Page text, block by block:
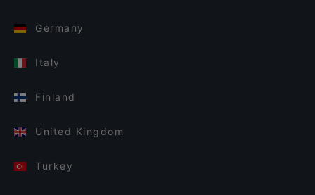
Germany
Italy
Finland
United Kingdom
Turkey